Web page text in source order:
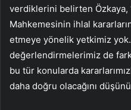
verdiklerini belirten Özkaya,
Mahkemesinin ihlal
etmeye yönelik yetkimiz yok.
değerlendirmelerimiz de
bu tür konularda
daha doğru olacağını